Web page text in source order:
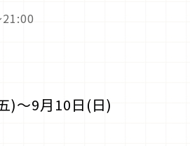
)～9月10日(日)